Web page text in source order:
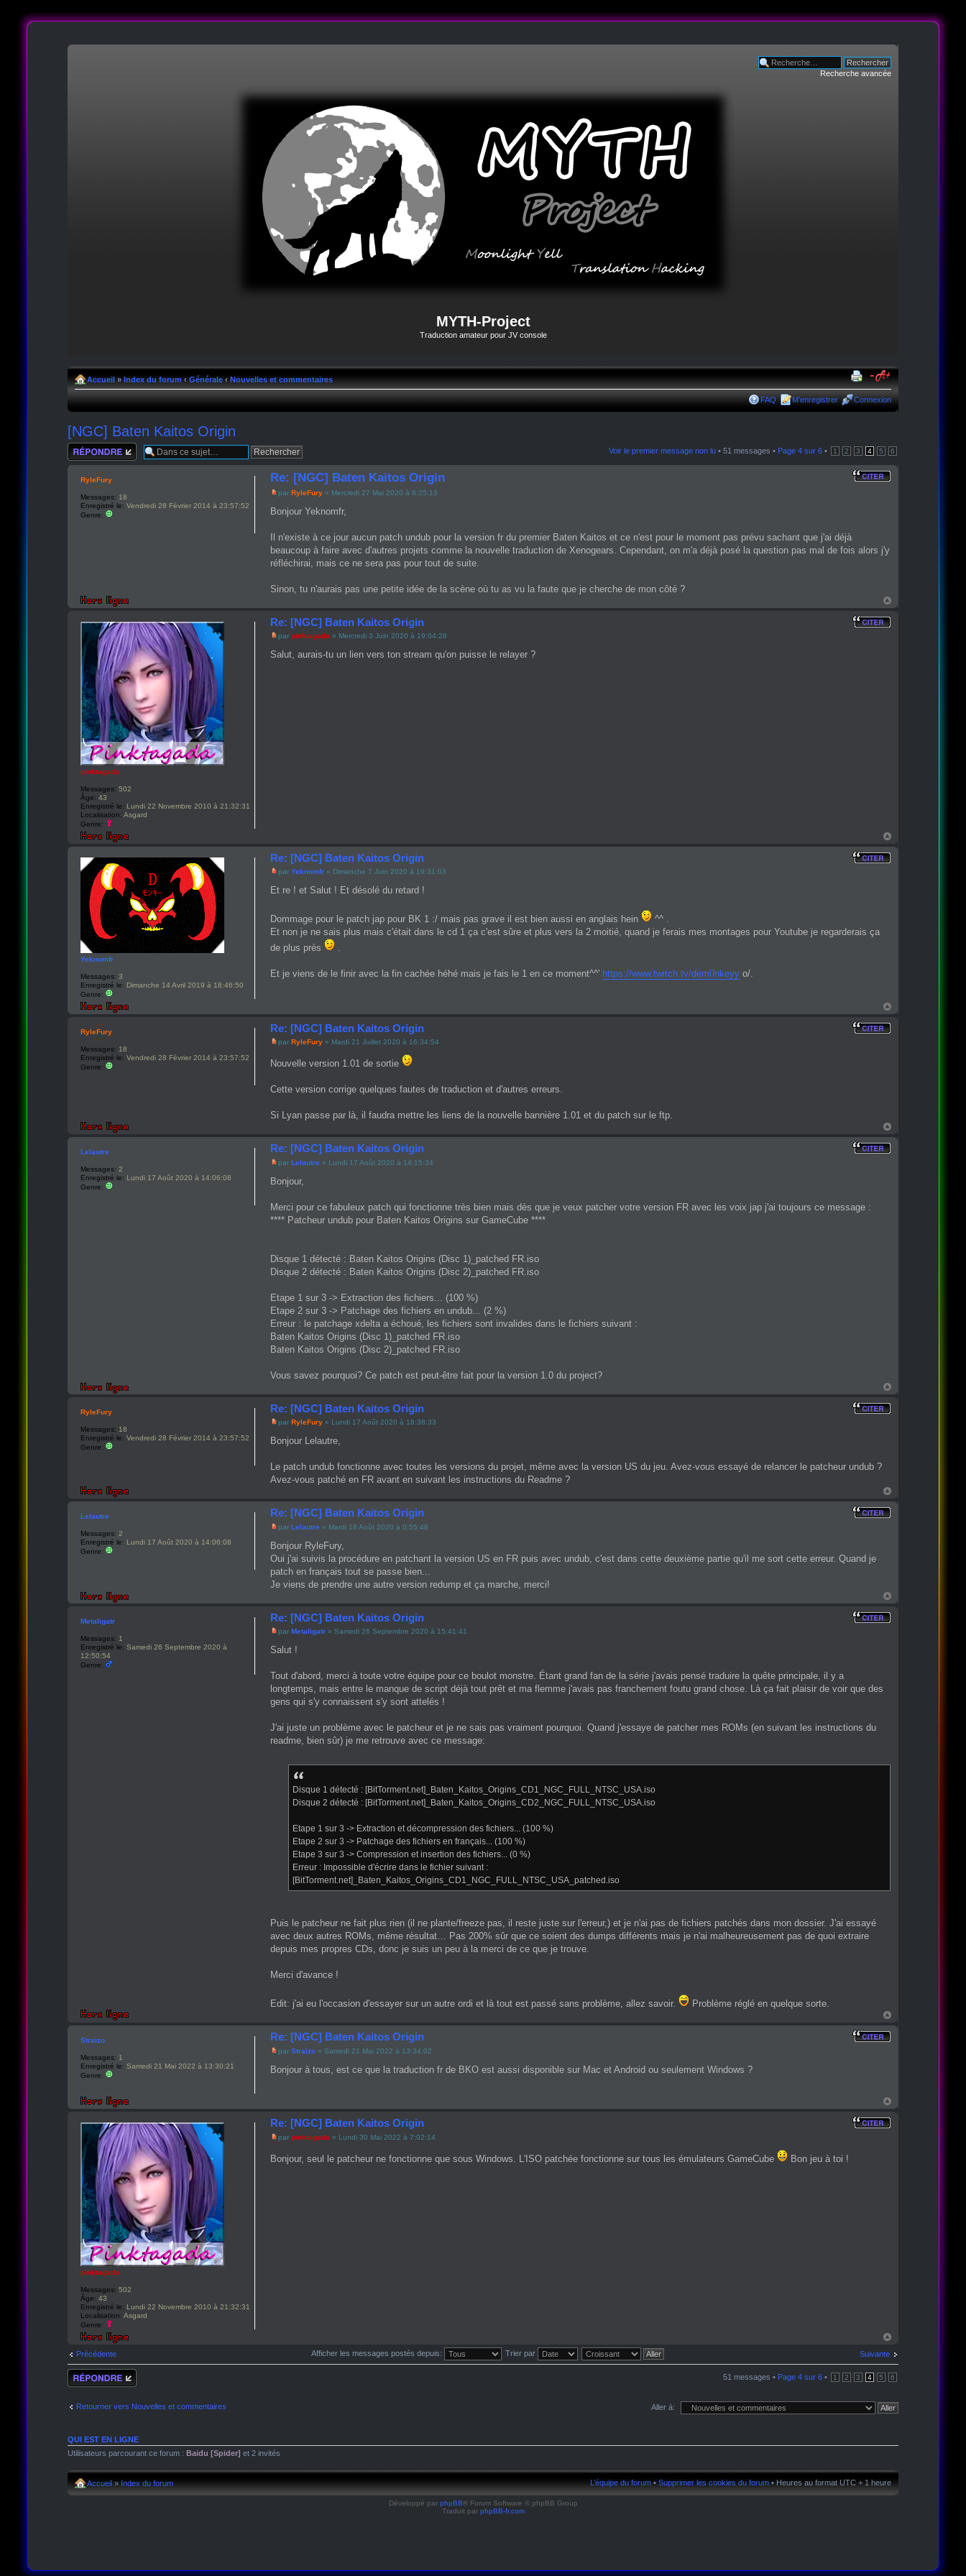
Recherche avancée
MYTH-Project
Traduction amateur pour JV console
Accueil» Index du forum ‹ Générale ‹ Nouvelles et commentaires
FAQ M’enregistrer Connexion
[NGC] Baten Kaitos Origin
Répondre Voir le premier message non lu • 51 messages • Page4 sur6 • 1 2 3 4 5 6
Re: [NGC] Baten Kaitos Origin
parRyleFury » Mercredi 27 Mai 2020 à 8:25:13
Bonjour Yeknomfr,
Il n'existe à ce jour aucun patch undub pour la version fr du premier Baten Kaitos et ce n'est pour le moment pas prévu sachant que j'ai déjà
beaucoup à faire avec d'autres projets comme la nouvelle traduction de Xenogears. Cependant, on m'a déjà posé la question pas mal de fois alors j'y
réfléchirai, mais ce ne sera pas pour tout de suite.
Sinon, tu n'aurais pas une petite idée de la scène où tu as vu la faute que je cherche de mon côté ?
RyleFury
Messages: 18
Enregistré le: Vendredi 28 Février 2014 à 23:57:52
Genre:
Re: [NGC] Baten Kaitos Origin
parpinktagada » Mercredi 3 Juin 2020 à 19:04:28
Salut, aurais-tu un lien vers ton stream qu'on puisse le relayer ?
pinktagada
Messages: 502
Âge: 43
Enregistré le: Lundi 22 Novembre 2010 à 21:32:31
Localisation: Asgard
Genre:
Re: [NGC] Baten Kaitos Origin
parYeknomfr » Dimanche 7 Juin 2020 à 19:31:03
Et re ! et Salut ! Et désolé du retard !
Dommage pour le patch jap pour BK 1 :/ mais pas grave il est bien aussi en anglais hein
^^ .
Et non je ne sais plus mais c'était dans le cd 1 ça c'est sûre et plus vers la 2 moitié, quand je ferais mes montages pour Youtube je regarderais ça
de plus près
.
Et je viens de le finir avec la fin cachée héhé mais je fais le 1 en ce moment^^' https://www.twitch.tv/dem0nkeyy o/.
Yeknomfr
Messages: 3
Enregistré le: Dimanche 14 Avril 2019 à 18:46:50
Genre:
Re: [NGC] Baten Kaitos Origin
parRyleFury » Mardi 21 Juillet 2020 à 16:34:54
Nouvelle version 1.01 de sortie
Cette version corrige quelques fautes de traduction et d'autres erreurs.
Si Lyan passe par là, il faudra mettre les liens de la nouvelle bannière 1.01 et du patch sur le ftp.
RyleFury
Messages: 18
Enregistré le: Vendredi 28 Février 2014 à 23:57:52
Genre:
Re: [NGC] Baten Kaitos Origin
parLelautre » Lundi 17 Août 2020 à 14:15:34
Bonjour,
Merci pour ce fabuleux patch qui fonctionne très bien mais dès que je veux patcher votre version FR avec les voix jap j'ai toujours ce message :
**** Patcheur undub pour Baten Kaitos Origins sur GameCube ****
Disque 1 détecté : Baten Kaitos Origins (Disc 1)_patched FR.iso
Disque 2 détecté : Baten Kaitos Origins (Disc 2)_patched FR.iso
Etape 1 sur 3 -> Extraction des fichiers... (100 %)
Etape 2 sur 3 -> Patchage des fichiers en undub... (2 %)
Erreur : le patchage xdelta a échoué, les fichiers sont invalides dans le fichiers suivant :
Baten Kaitos Origins (Disc 1)_patched FR.iso
Baten Kaitos Origins (Disc 2)_patched FR.iso
Vous savez pourquoi? Ce patch est peut-être fait pour la version 1.0 du project?
Lelautre
Messages: 2
Enregistré le: Lundi 17 Août 2020 à 14:06:08
Genre:
Re: [NGC] Baten Kaitos Origin
parRyleFury » Lundi 17 Août 2020 à 18:38:33
Bonjour Lelautre,
Le patch undub fonctionne avec toutes les versions du projet, même avec la version US du jeu. Avez-vous essayé de relancer le patcheur undub ?
Avez-vous patché en FR avant en suivant les instructions du Readme ?
RyleFury
Messages: 18
Enregistré le: Vendredi 28 Février 2014 à 23:57:52
Genre:
Re: [NGC] Baten Kaitos Origin
parLelautre » Mardi 18 Août 2020 à 0:55:48
Bonjour RyleFury,
Oui j'ai suivis la procédure en patchant la version US en FR puis avec undub, c'est dans cette deuxième partie qu'il me sort cette erreur. Quand je
patch en français tout se passe bien...
Je viens de prendre une autre version redump et ça marche, merci!
Lelautre
Messages: 2
Enregistré le: Lundi 17 Août 2020 à 14:06:08
Genre:
Re: [NGC] Baten Kaitos Origin
parMetaligatr » Samedi 26 Septembre 2020 à 15:41:41
Salut !
Tout d'abord, merci à toute votre équipe pour ce boulot monstre. Étant grand fan de la série j'avais pensé traduire la quête principale, il y a
longtemps, mais entre le manque de script déjà tout prêt et ma flemme j'avais pas franchement foutu grand chose. Là ça fait plaisir de voir que des
gens qui s'y connaissent s'y sont attelés !
J'ai juste un problème avec le patcheur et je ne sais pas vraiment pourquoi. Quand j'essaye de patcher mes ROMs (en suivant les instructions du
readme, bien sûr) je me retrouve avec ce message:
Disque 1 détecté : [BitTorment.net]_Baten_Kaitos_Origins_CD1_NGC_FULL_NTSC_USA.iso
Disque 2 détecté : [BitTorment.net]_Baten_Kaitos_Origins_CD2_NGC_FULL_NTSC_USA.iso
Etape 1 sur 3 -> Extraction et décompression des fichiers... (100 %)
Etape 2 sur 3 -> Patchage des fichiers en français... (100 %)
Etape 3 sur 3 -> Compression et insertion des fichiers... (0 %)
Erreur : Impossible d'écrire dans le fichier suivant :
[BitTorment.net]_Baten_Kaitos_Origins_CD1_NGC_FULL_NTSC_USA_patched.iso
Puis le patcheur ne fait plus rien (il ne plante/freeze pas, il reste juste sur l'erreur,) et je n'ai pas de fichiers patchés dans mon dossier. J'ai essayé
avec deux autres ROMs, même résultat… Pas 200% sûr que ce soient des dumps différents mais je n'ai malheureusement pas de quoi extraire
depuis mes propres CDs, donc je suis un peu à la merci de ce que je trouve.
Merci d'avance !
Edit: j'ai eu l'occasion d'essayer sur un autre ordi et là tout est passé sans problème, allez savoir. Problème réglé en quelque sorte.
Metaligatr
Messages: 1
Enregistré le: Samedi 26 Septembre 2020 à
12:50:54
Genre:
Re: [NGC] Baten Kaitos Origin
parStraizo » Samedi 21 Mai 2022 à 13:34:02
Bonjour à tous, est ce que la traduction fr de BKO est aussi disponible sur Mac et Android ou seulement Windows ?
Straizo
Messages: 1
Enregistré le: Samedi 21 Mai 2022 à 13:30:21
Genre:
Re: [NGC] Baten Kaitos Origin
parpinktagada » Lundi 30 Mai 2022 à 7:02:14
Bonjour, seul le patcheur ne fonctionne que sous Windows. L'ISO patchée fonctionne sur tous les émulateurs GameCube Bon jeu à toi !
pinktagada
Messages: 502
Âge: 43
Enregistré le: Lundi 22 Novembre 2010 à 21:32:31
Localisation: Asgard
Genre:
Précédente Suivante
Afficher les messages postés depuis: Trier par
Répondre 51 messages • Page4 sur6 • 1 2 3 4 5 6
Retourner vers Nouvelles et commentaires Aller à:
QUI EST EN LIGNE
Utilisateurs parcourant ce forum : Baidu [Spider] et 2 invités
Accueil» Index du forum L’équipe du forum •Supprimer les cookies du forum • Heures au format UTC + 1 heure
Développé par phpBB® Forum Software © phpBB Group
Traduit par phpBB-fr.com